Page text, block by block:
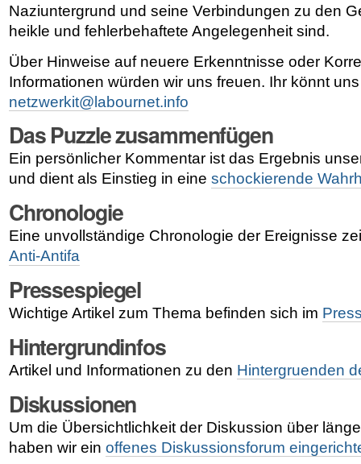
Naziuntergrund und seine Verbindungen zu den
heikle und fehlerbehaftete Angelegenheit sind.
Über Hinweise auf neuere Erkenntnisse oder
Informationen würden wir uns freuen. Ihr könnt
netzwerkit@labournet.info
Das Puzzle zusammenfügen
Ein persönlicher Kommentar ist das Ergebnis
und dient als Einstieg in eine schockierende
Chronologie
Eine unvollständige Chronologie der Ereignisse
Anti-Antifa
Pressespiegel
Wichtige Artikel zum Thema befinden sich im
Hintergrundinfos
Artikel und Informationen zu den Hintergruenden
Diskussionen
Um die Übersichtlichkeit der Diskussion über
haben wir ein offenes Diskussionsforum